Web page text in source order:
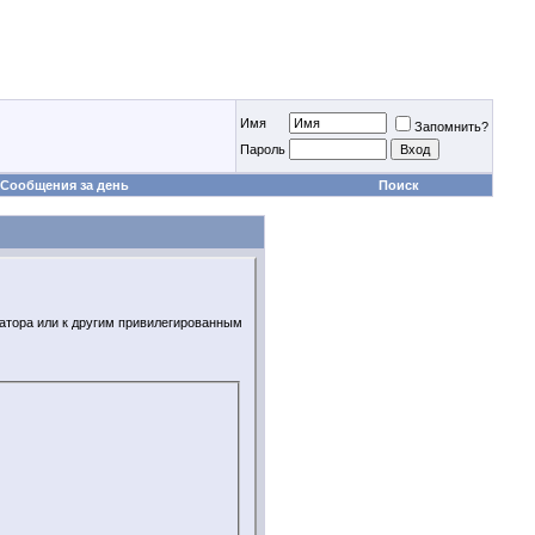
Имя
Запомнить?
Пароль
Сообщения за день Поиск
или к другим привилегированным